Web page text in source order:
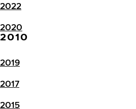
2022
2020
2010
2019
2017
2015